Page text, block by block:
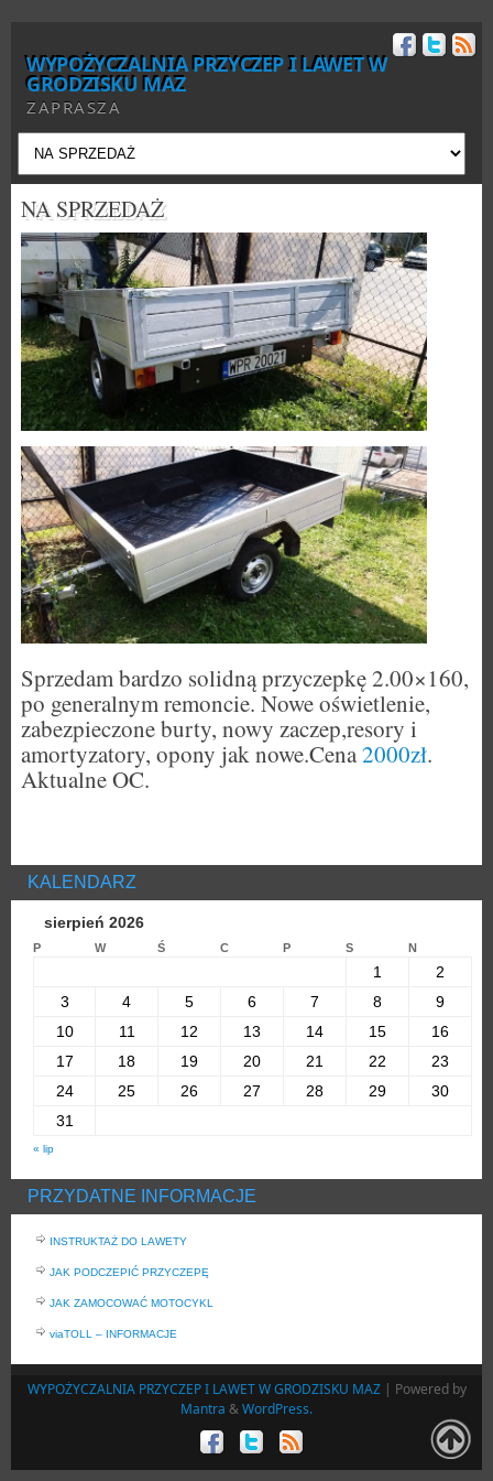
WYPOŻYCZALNIA PRZYCZEP I LAWET W
GRODZISKU MAZ
ZAPRASZA
NA SPRZEDAŻ
Sprzedam bardzo solidną przyczepkę 2.00×160,
po generalnym remoncie. Nowe oświetlenie,
zabezpieczone burty, nowy zaczep,resory i
amortyzatory, opony jak nowe.Cena2000zł.
Aktualne OC.
KALENDARZ
sierpień 2026
P W Ś C P S N
1
2
3
4 5 6 7 8
9
10
11 12 13 14 15
16
17
18 19 20 21 22
23
24
25 26 27 28 29
30
31
« lip
PRZYDATNE INFORMACJE
INSTRUKTAŻ DO LAWETY
JAK PODCZEPIĆ PRZYCZEPĘ
JAK ZAMOCOWAĆ MOTOCYKL
viaTOLL – INFORMACJE
WYPOŻYCZALNIA PRZYCZEP I LAWET W GRODZISKU MAZ| Powered by
Mantra &WordPress.